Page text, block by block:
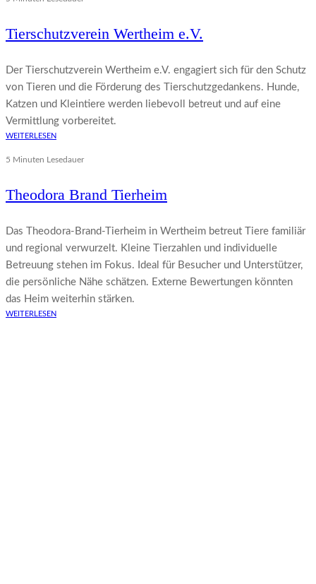
Tierschutzverein Wertheim e.V.
Der Tierschutzverein Wertheim e.V. engagiert sich für den Schutz
von Tieren und die Förderung des Tierschutzgedankens. Hunde,
Katzen und Kleintiere werden liebevoll betreut und auf eine
Vermittlung vorbereitet.
WEITERLESEN
5 Minuten Lesedauer
Theodora Brand Tierheim
Das Theodora‑Brand‑Tierheim in Wertheim betreut Tiere familiär
und regional verwurzelt. Kleine Tierzahlen und individuelle
Betreuung stehen im Fokus. Ideal für Besucher und Unterstützer,
die persönliche Nähe schätzen. Externe Bewertungen könnten
das Heim weiterhin stärken.
WEITERLESEN